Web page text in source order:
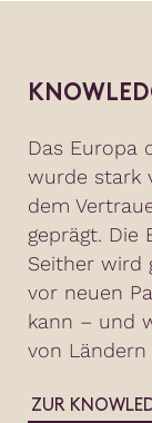
Das Europa
wurde stark
dem
geprägt. Die
Seither wird
vor neuen
kann – und
von
ZUR